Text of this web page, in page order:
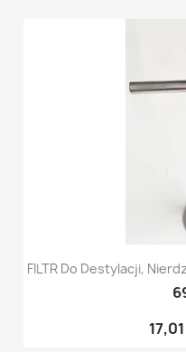
FILTR Do Destylacji,